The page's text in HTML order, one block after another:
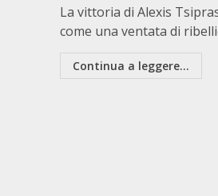
La vittoria di Alexis
come una ventata di
Continua a leggere...